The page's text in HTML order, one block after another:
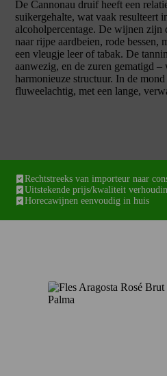
De Cannonau druif heeft een
suikergehalte, wat vaak resulteert
alcoholpercentage. De wijnen zijn
naar rijpe aardbeien, rode bessen,
een vleugje leer of tabak. De
aanwezig, en de zuren gematigd
harmonieuze structuur. In de
fluweelachtig, met een lange,
Rechtstreeks van importeur naar
Uitstekende prijs/kwaliteit
Horecawijnen eenvoudig in huis